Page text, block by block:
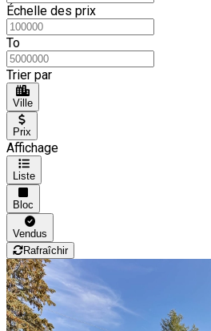
Échelle des prix
To
Trier par
Ville
Prix
Affichage
Liste
Bloc
Vendus
Rafraîchir